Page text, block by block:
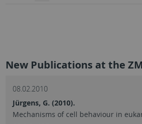
New Publications at the
08.02.2010
Jürgens, G. (2010).
Mechanisms of cell behaviour in